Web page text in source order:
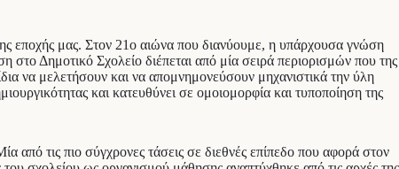
εποχής μας. Στον 21ο αιώνα που διανύουμε, η υπάρχουσα γνώση
στο Δημοτικό Σχολείο διέπεται από μία σειρά περιορισμών που της
να μελετήσουν και να απομνημονεύσουν μηχανιστικά την ύλη
και κατευθύνει σε ομοιομορφία και τυποποίηση της
από τις πιο σύγχρονες τάσεις σε διεθνές επίπεδο που αφορά στον